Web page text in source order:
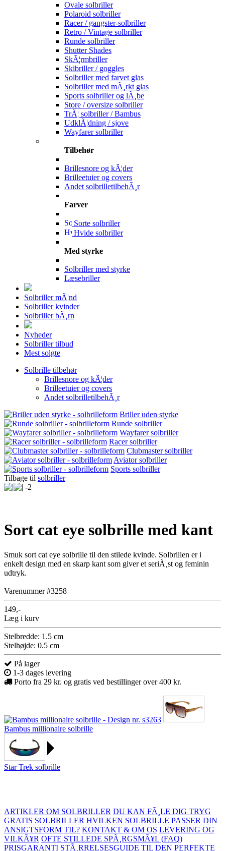
Ovale solbriller
Polaroid solbriller
Racer / gangster-solbriller
Retro / Vintage solbriller
Runde solbriller
Shutter Shades
SkÃ¦rmbriller
Skibriller / goggles
Solbriller med farvet glas
Solbriller med mÃ¸rkt glas
Sports solbriller og lÃ¸be
Store / oversize solbriller
TrÃ¦ solbriller / Bambus
UdklÃ¦dning / sjove
Wayfarer solbriller
Tilbehør
Brillesnore og kÃ¦der
Brilleetuier og covers
Andet solbrilletilbehÃ¸r
Farver
Sorte solbriller
Hvide solbriller
Med styrke
Solbriller med styrke
Læsebriller
Solbriller mÃ¦nd
Solbriller kvinder
Solbriller bÃ¸rn
Nyheder
Solbriller tilbud
Mest solgte
Solbrille tilbehør
Brillesnore og kÃ¦der
Brilleetuier og covers
Andet solbrilletilbehÃ¸r
Briller uden styrke
Runde solbriller
Wayfarer solbriller
Racer solbriller
Clubmaster solbriller
Aviator solbriller
Sports solbriller
Tilbage til solbriller
Sort cat eye solbrille med kant
Smuk sort cat eye solbrille til den stilede kvinde. Solbrillen er i
enkelt design med en skarp kant som giver et seriÃ¸st og feminin
udtryk.
Varenummer #3258
149,-
Læg i kurv
Stelbredde: 1.5 cm
Stelhøjde: 0.5 cm
På lager
1-3 dages levering
Porto fra 29 kr. og gratis ved bestillinger over 400 kr.
Bambus millionaire solbrille
Star Trek solbrille
ARTIKLER OM SOLBRILLER DU KAN FÃ¸LE DIG TRYG
GRATIS SOLBRILLER HVILKEN SOLBRILLE PASSER DIN
ANSIGTSFORM TIL? KONTAKT & OM OS LEVERING OG
VILKÃ¥R OFTE STILLEDE SPÃ¸RGSMÃ¥L (FAQ)
PRISGARANTI STÃ¸RRELSESGUIDE TIL DEN PERFEKTE